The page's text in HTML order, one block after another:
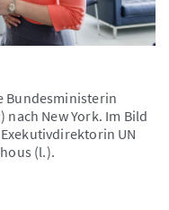
Bundesministerin
New York. Im Bild
UN
(l.).